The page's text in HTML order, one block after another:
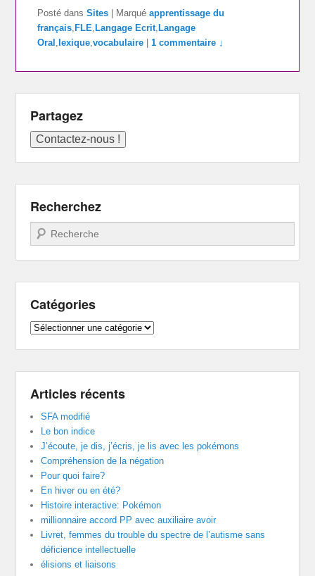
Posté dans Sites | Marqué apprentissage du
français ,FLE ,Langage Ecrit ,Langage
Oral lexique ,vocabulaire |1 commentaire ↓
Partagez
Recherchez
Recherche
Catégories
Catégories
Articles récents
SFA modifié
Le bon indice
J’écoute, je dis, j’écris, je lis avec les pokémons
Compréhension de la négation
Pour quoi faire?
En hiver ou en été?
Histoire interactive: Pokémon
millionnaire accord PP avec auxiliaire avoir
Livret, femmes du trouble du spectre de l’autisme sans
déficience intellectuelle
élisions et liaisons